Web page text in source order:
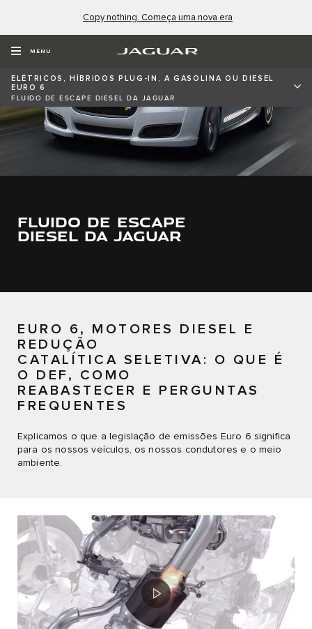
Copy nothing. Começa uma nova era
MENU
ELÉTRICOS, HÍBRIDOS PLUG-IN, A GASOLINA OU DIESEL
EURO 6
FLUIDO DE ESCAPE DIESEL DA JAGUAR
FLUIDO DE ESCAPE
DIESEL DA JAGUAR
EURO 6, MOTORES DIESEL E
REDUÇÃO
CATALÍTICA SELETIVA: O QUE É
O DEF, COMO
REABASTECER E PERGUNTAS
FREQUENTES
Explicamos o que a legislação de emissões Euro 6 significa
para os nossos veículos, os nossos condutores e o meio
ambiente.